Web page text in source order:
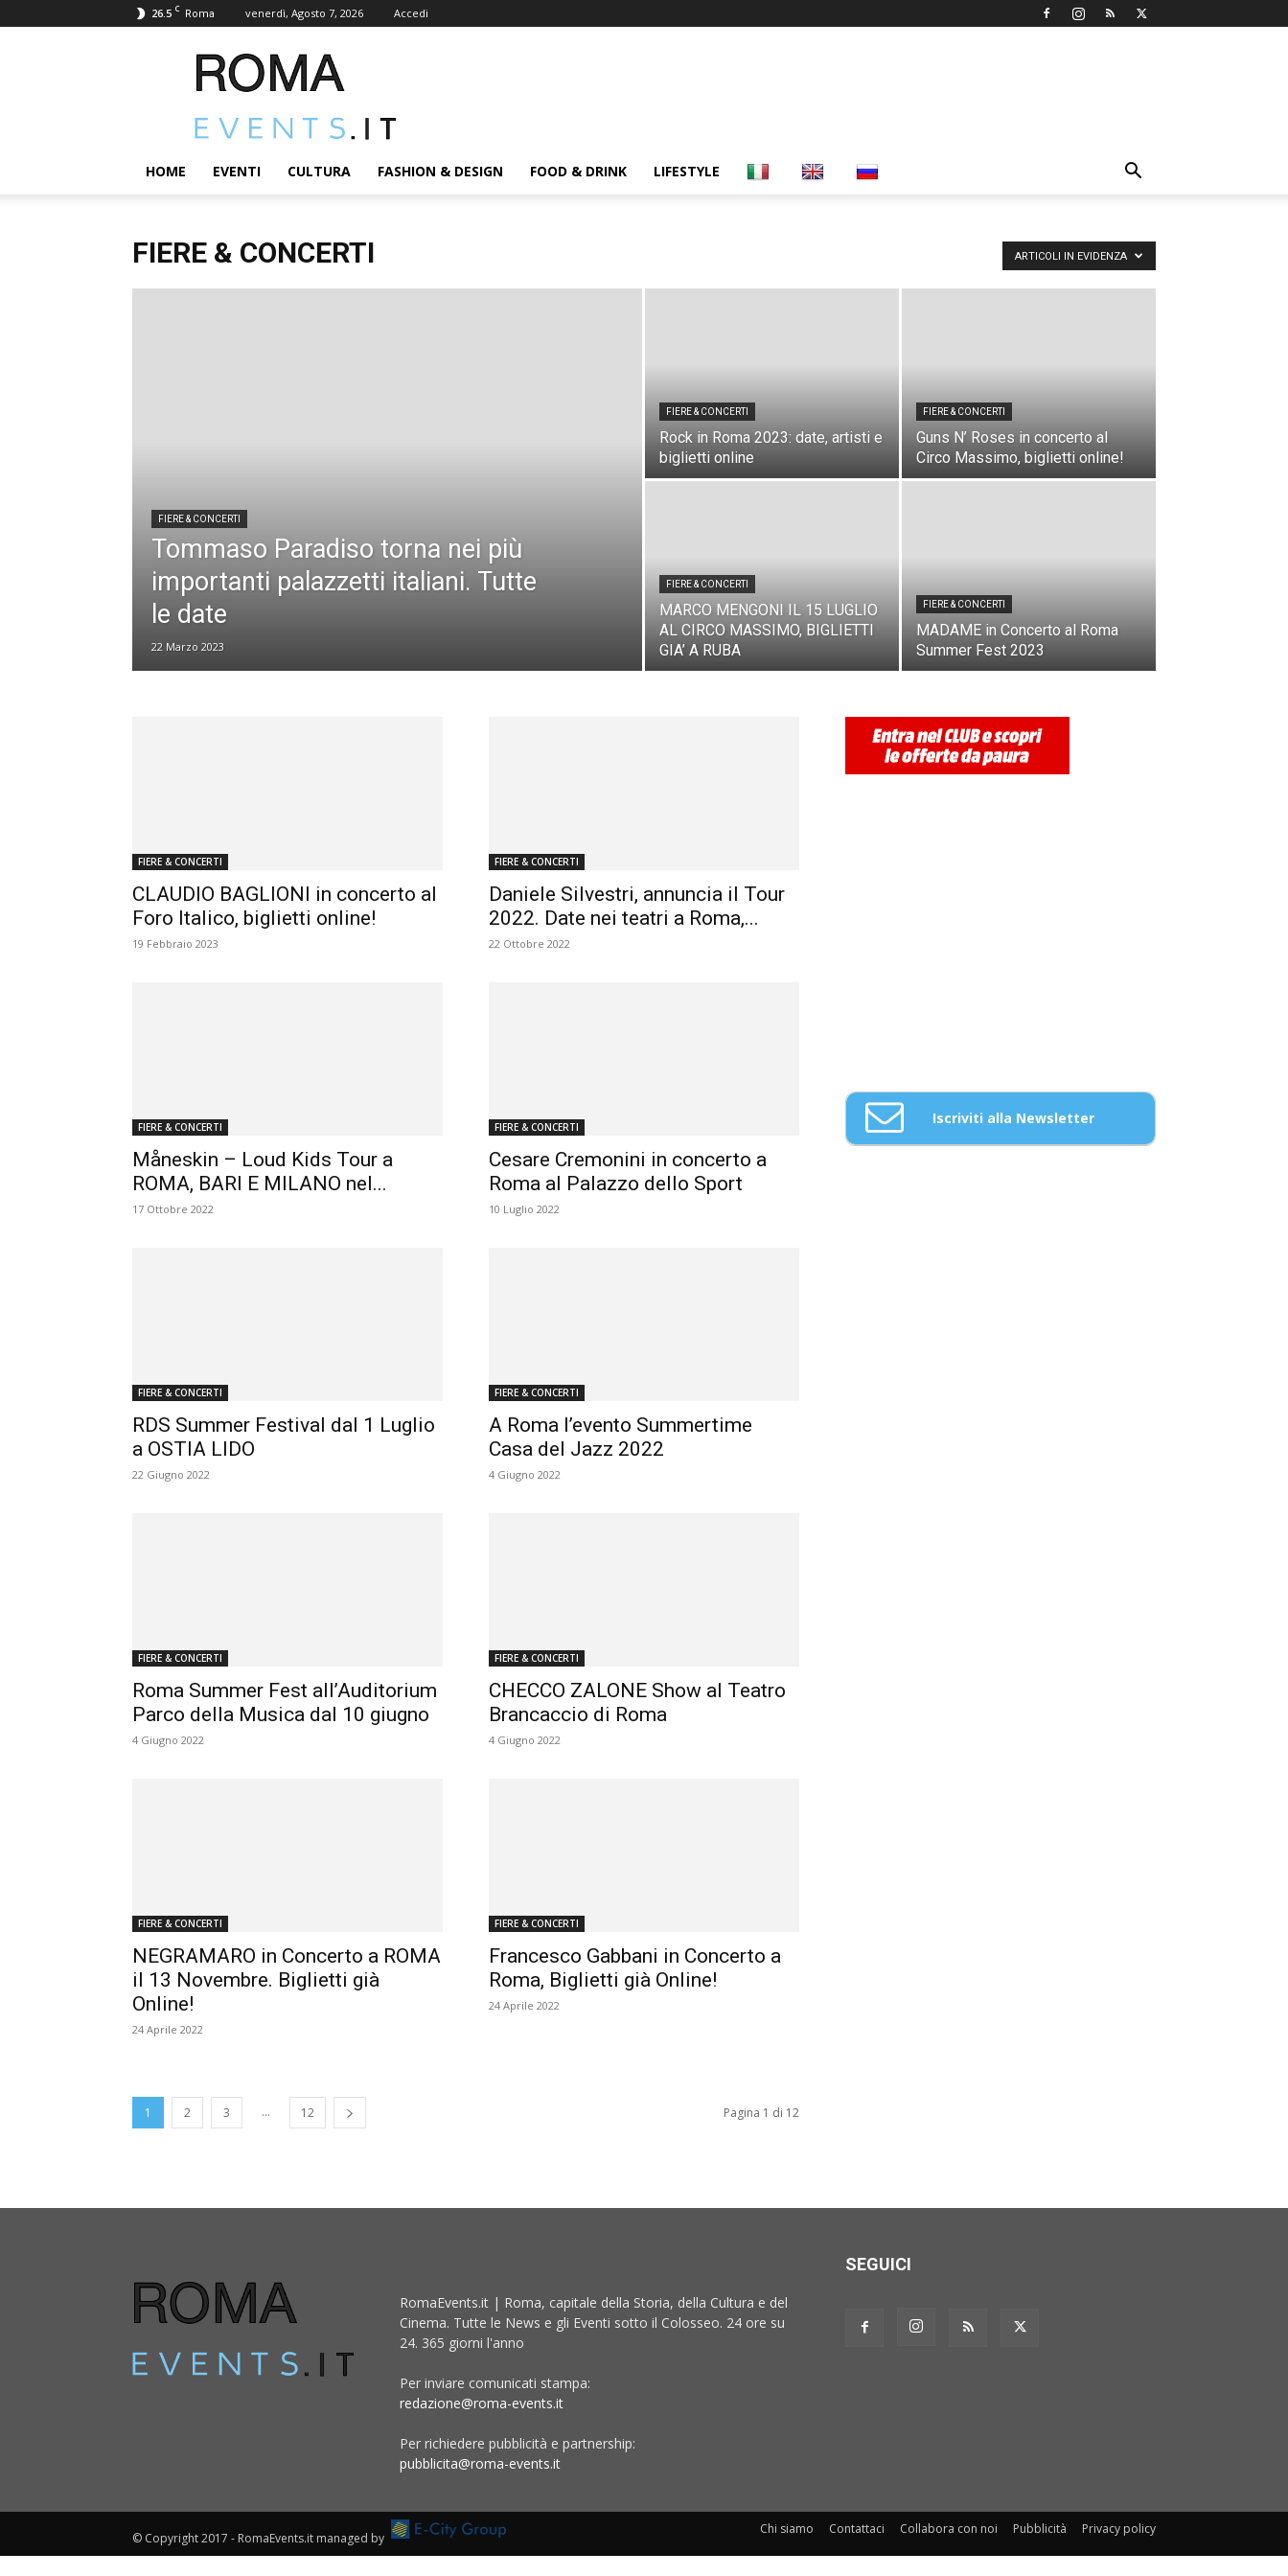
26.5 C Roma venerdì, Agosto 7, 2026 Accedi
ROMA-
EVENTS.IT
News
2.0
ed
HOME EVENTI CULTURA FASHION & DESIGN FOOD & DRINK LIFESTYLE
FIERE & CONCERTI ARTICOLI IN EVIDENZA
FIERE & CONCERTI
Tommaso Paradiso torna nei più
importanti palazzetti italiani. Tutte
le date
22 Marzo 2023
FIERE & CONCERTI
Rock in Roma 2023: date, artisti e
biglietti online
FIERE & CONCERTI
Guns N’ Roses in concerto al
Circo Massimo, biglietti online!
FIERE & CONCERTI
MARCO MENGONI IL 15 LUGLIO
AL CIRCO MASSIMO, BIGLIETTI
GIA’ A RUBA
FIERE & CONCERTI
MADAME in Concerto al Roma
Summer Fest 2023
FIERE & CONCERTI
CLAUDIO BAGLIONI in concerto al
Foro Italico, biglietti online!
19 Febbraio 2023
FIERE & CONCERTI
Daniele Silvestri, annuncia il Tour
2022. Date nei teatri a Roma,...
22 Ottobre 2022
FIERE & CONCERTI
Måneskin – Loud Kids Tour a
ROMA, BARI E MILANO nel...
17 Ottobre 2022
FIERE & CONCERTI
Cesare Cremonini in concerto a
Roma al Palazzo dello Sport
10 Luglio 2022
FIERE & CONCERTI
RDS Summer Festival dal 1 Luglio
a OSTIA LIDO
22 Giugno 2022
FIERE & CONCERTI
A Roma l’evento Summertime
Casa del Jazz 2022
4 Giugno 2022
FIERE & CONCERTI
Roma Summer Fest all’Auditorium
Parco della Musica dal 10 giugno
4 Giugno 2022
FIERE & CONCERTI
CHECCO ZALONE Show al Teatro
Brancaccio di Roma
4 Giugno 2022
FIERE & CONCERTI
NEGRAMARO in Concerto a ROMA
il 13 Novembre. Biglietti già
Online!
24 Aprile 2022
FIERE & CONCERTI
Francesco Gabbani in Concerto a
Roma, Biglietti già Online!
24 Aprile 2022
1 2 3 ... 12 Pagina 1 di 12
Iscriviti alla Newsletter
RomaEvents.it | Roma, capitale della Storia, della Cultura e del
Cinema. Tutte le News e gli Eventi sotto il Colosseo. 24 ore su
24. 365 giorni l'anno
Per inviare comunicati stampa:
redazione@roma-events.it
Per richiedere pubblicità e partnership:
pubblicita@roma-events.it
SEGUICI
Chi siamo Contattaci Collabora con noi Pubblicità Privacy policy
© Copyright 2017 - RomaEvents.it managed by